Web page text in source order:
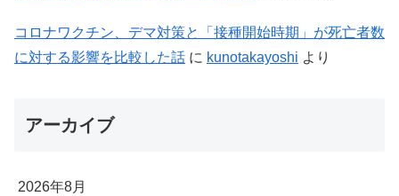
コロナワクチン、デマ対策と「接種開始時期」が死亡者数
に対する影響を比較した話 に kunotakayoshi より
アーカイブ
2026年8月